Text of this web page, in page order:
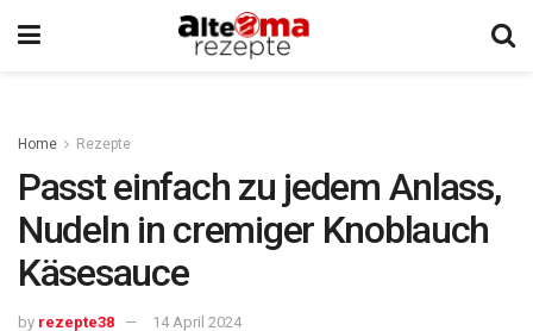
Home Rezepte
Passt einfach zu jedem Anlass,
Nudeln in cremiger Knoblauch
Käsesauce
by rezepte38 14 April 2024